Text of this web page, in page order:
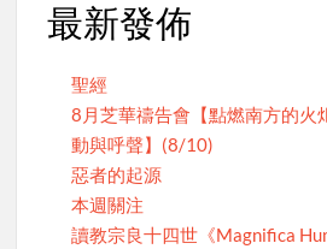
最新發佈
聖經
8月芝華禱告會【點燃南方的火
動與呼聲】(8/10)
惡者的起源
本週關注
讀教宗良十四世《Magnifica